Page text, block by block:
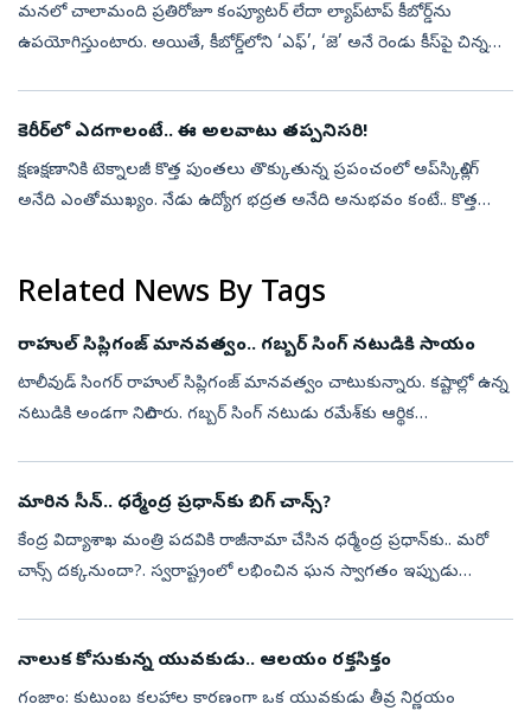
మనలో చాలామంది ప్రతిరోజూ కంప్యూటర్‌ లేదా ల్యాప్‌టాప్‌ కీబోర్డ్‌ను
ఉపయోగిస్తుంటారు. అయితే, కీబోర్డ్‌లోని ‘ఎఫ్‌’, ‘జె’ అనే రెండు కీస్‌పై చిన్న
కెరీర్‌లో ఎదగాలంటే.. ఈ అలవాటు తప్పనిసరి!
క్షణక్షణానికి టెక్నాలజీ కొత్త పుంతలు తొక్కుతున్న ప్రపంచంలో అప్‌స్కిల్లింగ్‌
అనేది ఎంతోముఖ్యం. నేడు ఉద్యోగ భద్రత అనేది అనుభవం కంటే.. కొత్త
Related News By Tags
రాహుల్ సిప్లిగంజ్ మానవత్వం.. గబ్బర్ సింగ్‌ నటుడికి సాయం
టాలీవుడ్ సింగర్ రాహుల్ సిప్లిగంజ్ మానవత్వం చాటుకున్నారు. కష్టాల్లో ఉన్న
నటుడికి అండగా నిలిచారు. గబ్బర్ సింగ్ నటుడు రమేశ్‌కు ఆర్థిక
మారిన సీన్‌.. ధర్మేంద్ర ప్రధాన్‌కు బిగ్‌ చాన్స్‌?
కేంద్ర విద్యాశాఖ మంత్రి పదవికి రాజీనామా చేసిన ధర్మేంద్ర ప్రధాన్‌కు.. మరో
చాన్స్‌ దక్కనుందా?. స్వరాష్ట్రంలో లభించిన ఘన స్వాగతం ఇప్పుడు
నాలుక కోసుకున్న యువకుడు.. ఆలయం రక్తసిక్తం
గంజాం: కుటుంబ కలహాల కారణంగా ఒక యువకుడు తీవ్ర నిర్ణయం